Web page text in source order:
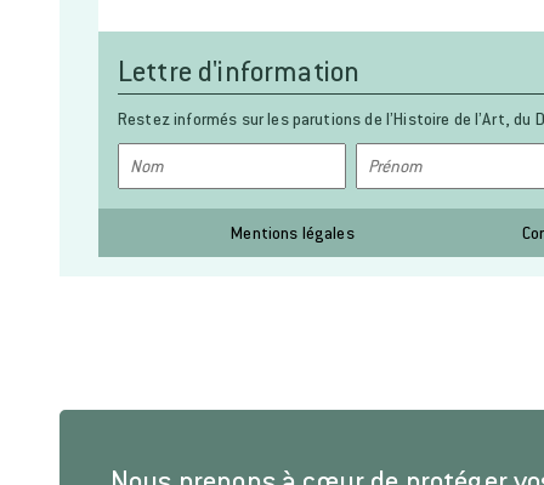
Lettre d'information
Restez informés sur les parutions de l’Histoire de l’Art, du
Mentions légales